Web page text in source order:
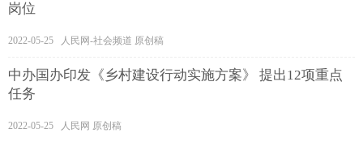
岗位
2022-05-25 人民网-社会频道 原创稿
中办国办印发《乡村建设行动实施方案》 提出12项重点
任务
2022-05-25 人民网 原创稿